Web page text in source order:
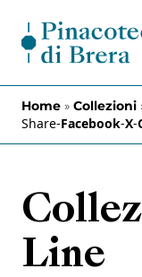
Home » Collezioni
Share-Facebook-X-
Line